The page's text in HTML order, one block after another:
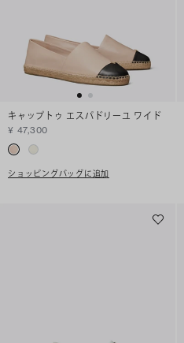
キャップトゥ エスパドリーユ ワイド
¥ 47,300
ショッピングバッグに追加